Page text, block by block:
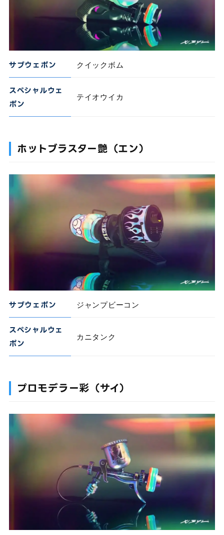
サブウェポン クイックボム
スペシャルウェ
ポン
テイオウイカ
ホットブラスター艶（エン）
サブウェポン ジャンプビーコン
スペシャルウェ
ポン
カニタンク
プロモデラー彩（サイ）